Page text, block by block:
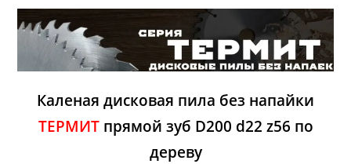
Каленая дисковая пила без напайки
ТЕРМИТ прямой зуб D200 d22 z56 по
дереву